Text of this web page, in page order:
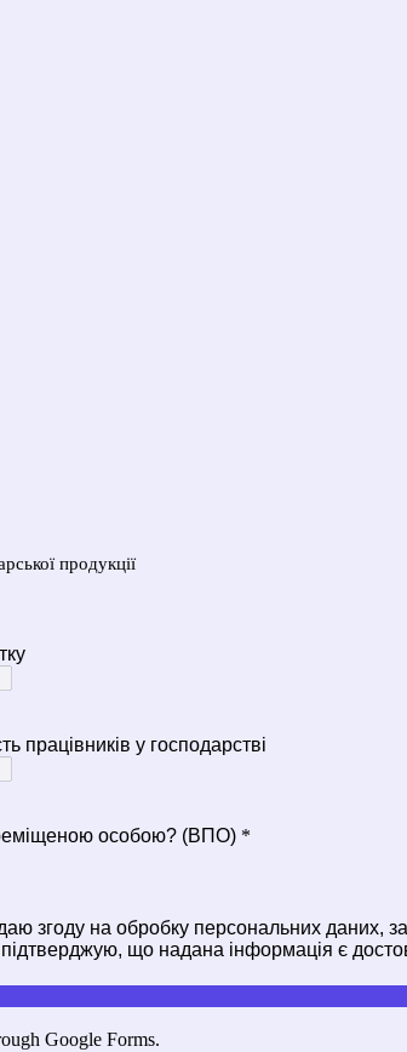
продукції
працівників у господарстві
особою? (ВПО) *
згоду на обробку персональних даних,
що надана інформація є
Google Forms.